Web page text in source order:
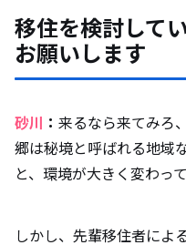
移住を検討して
お願いします
砂川 ： 来るなら来てみろ
郷は秘境と呼ばれる地域
と、環境が大きく変わっ
しかし、先輩移住者によ